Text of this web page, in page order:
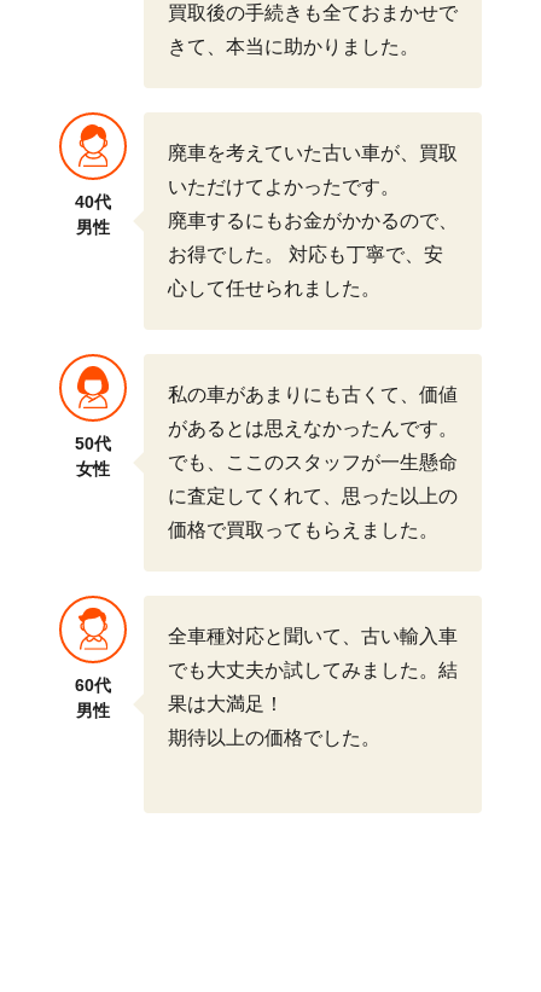
買取後の手続きも全ておまかせで
きて、本当に助かりました。
40代
男性
廃車を考えていた古い車が、買取
いただけてよかったです。
廃車するにもお金がかかるので、
お得でした。
対応も丁寧で、安
心して任せられました。
50代
女性
私の車があまりにも古くて、価値
があるとは思えなかったんです。
でも、ここのスタッフが一生懸命
に査定してくれて、思った以上の
価格で買取ってもらえました。
60代
男性
全車種対応と聞いて、古い輸入車
でも大丈夫か試してみました。結
果は大満足！
期待以上の価格でした。